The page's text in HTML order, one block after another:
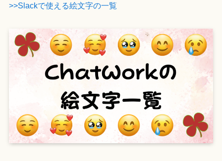
>>Slackで使える絵文字の一覧